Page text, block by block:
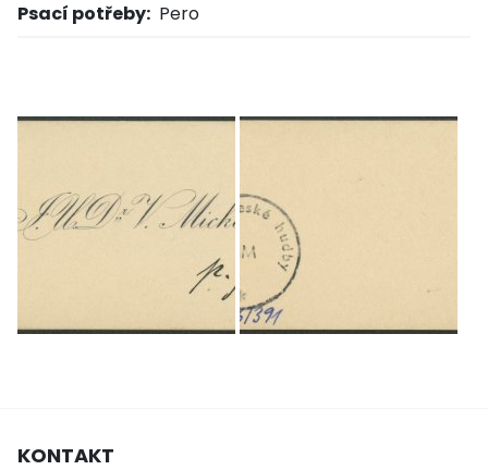
Psací potřeby: Pero
KONTAKT